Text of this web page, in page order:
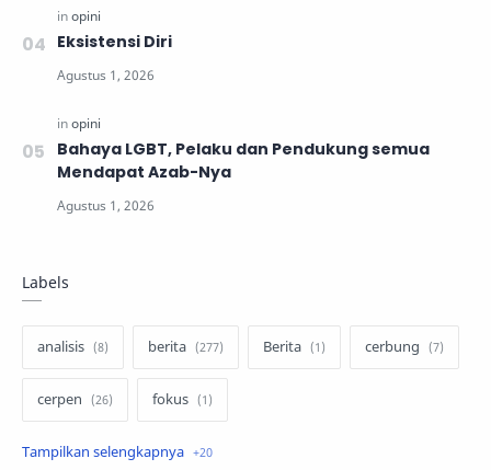
Eksistensi Diri
Bahaya LGBT, Pelaku dan Pendukung semua
Mendapat Azab-Nya
Labels
analisis berita Berita cerbung
cerpen fokus
hukum internasional